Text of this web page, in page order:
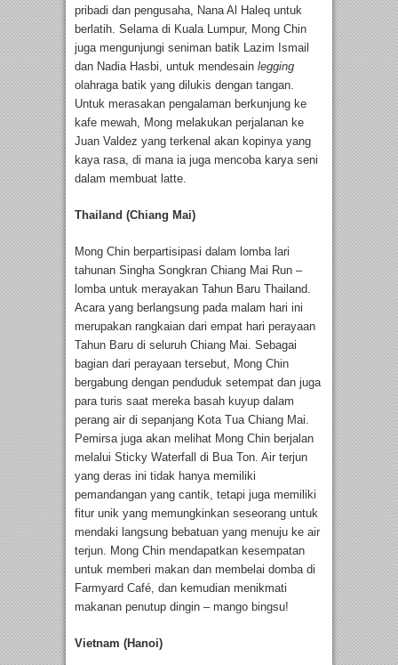
pribadi dan pengusaha, Nana Al Haleq untuk
berlatih. Selama di Kuala Lumpur, Mong Chin
juga mengunjungi seniman batik Lazim Ismail
dan Nadia Hasbi, untuk mendesain legging
olahraga batik yang dilukis dengan tangan.
Untuk merasakan pengalaman berkunjung ke
kafe mewah, Mong melakukan perjalanan ke
Juan Valdez yang terkenal akan kopinya yang
kaya rasa, di mana ia juga mencoba karya seni
dalam membuat latte.
Thailand (Chiang Mai)
Mong Chin berpartisipasi dalam lomba lari
tahunan Singha Songkran Chiang Mai Run –
lomba untuk merayakan Tahun Baru Thailand.
Acara yang berlangsung pada malam hari ini
merupakan rangkaian dari empat hari perayaan
Tahun Baru di seluruh Chiang Mai. Sebagai
bagian dari perayaan tersebut, Mong Chin
bergabung dengan penduduk setempat dan juga
para turis saat mereka basah kuyup dalam
perang air di sepanjang Kota Tua Chiang Mai.
Pemirsa juga akan melihat Mong Chin berjalan
melalui Sticky Waterfall di Bua Ton. Air terjun
yang deras ini tidak hanya memiliki
pemandangan yang cantik, tetapi juga memiliki
fitur unik yang memungkinkan seseorang untuk
mendaki langsung bebatuan yang menuju ke air
terjun. Mong Chin mendapatkan kesempatan
untuk memberi makan dan membelai domba di
Farmyard Café, dan kemudian menikmati
makanan penutup dingin – mango bingsu!
Vietnam (Hanoi)